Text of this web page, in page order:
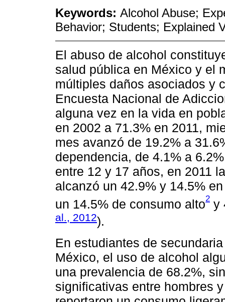
Keywords: Alcohol Abuse;
Behavior; Students; Explained
El abuso de alcohol
salud pública en México y el
múltiples daños asociados y
Encuesta Nacional de
alguna vez en la vida en
en 2002 a 71.3% en 2011,
mes avanzó de 19.2% a
dependencia, de 4.1% a
entre 12 y 17 años, en 2011
alcanzó un 42.9% y 14.5%
un 14.5% de consumo alto2 y
al., 2012).
En estudiantes de
México, el uso de alcohol
una prevalencia de 68.2%,
significativas entre hombres